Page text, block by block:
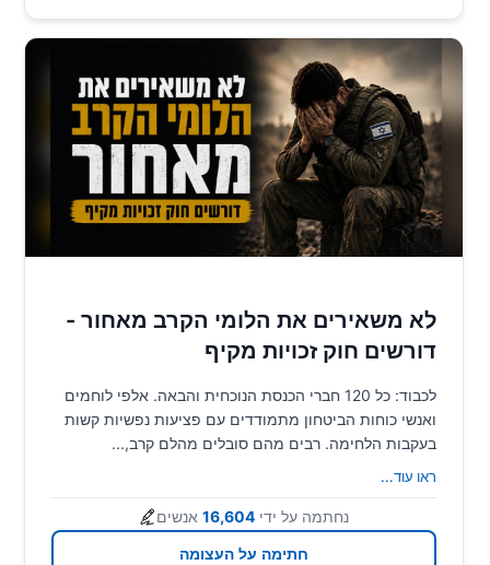
לא משאירים את הלומי הקרב מאחור -
דורשים חוק זכויות מקיף
לכבוד: כל 120 חברי הכנסת הנוכחית והבאה. אלפי לוחמים
ואנשי כוחות הביטחון מתמודדים עם פציעות נפשיות קשות
בעקבות הלחימה. רבים מהם סובלים מהלם קרב,...
ראו עוד...
נחתמה על ידי 16,604 אנשים
חתימה על העצומה